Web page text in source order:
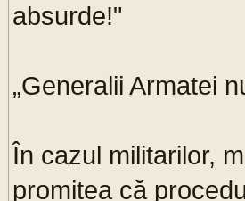
absurde!"
„Generalii Armatei
În cazul militarilor,
promitea că